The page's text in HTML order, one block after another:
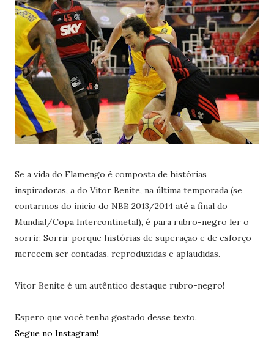
Se a vida do Flamengo é composta de histórias
inspiradoras, a do Vitor Benite, na última temporada (se
contarmos do inicio do NBB 2013/2014 até a final do
Mundial/Copa Intercontinetal), é para rubro-negro ler o
sorrir. Sorrir porque histórias de superação e de esforço
merecem ser contadas, reproduzidas e aplaudidas.
Vitor Benite é um autêntico destaque rubro-negro!
Espero que você tenha gostado desse texto.
Segue no Instagram!